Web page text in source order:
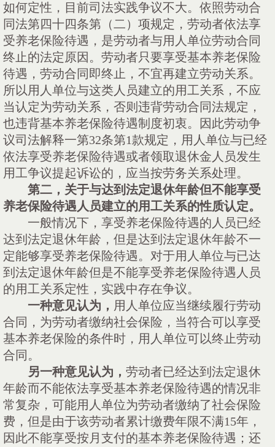
如何定性，目前司法实践争议不大。依照劳动合
同法第四十四条第（二）项规定，劳动者依法享
受养老保险待遇，是劳动者与用人单位劳动合同
终止的法定原因。劳动者只要享受基本养老保险
待遇，劳动合同即终止，不宜再建立劳动关系。
所以用人单位与这类人员建立的用工关系，不应
当认定为劳动关系，否则违背劳动合同法规定，
也违背基本养老保险待遇制度初衷。因此劳动争
议司法解释一第32条第1款规定，用人单位与已经
依法享受养老保险待遇或者领取退休金人员发生
用工争议提起诉讼的，应当按劳务关系处理。
第二，关于与达到法定退休年龄但不能享受
养老保险待遇人员建立的用工关系的性质认定。
一般情况下，享受养老保险待遇的人员已经
达到法定退休年龄，但是达到法定退休年龄不一
定能够享受养老保险待遇。对于用人单位与已达
到法定退休年龄但是不能享受养老保险待遇人员
的用工关系定性，实践中存在争议。
一种意见认为， 用人单位应当继续履行劳动
合同，为劳动者缴纳社会保险，当符合可以享受
基本养老保险的条件时，用人单位可以终止劳动
合同。
另一种意见认为， 劳动者已经达到法定退休
年龄而不能依法享受基本养老保险待遇的情况非
常复杂，可能用人单位为劳动者缴纳了社会保险
费，但是由于该劳动者累计缴费年限不满15年，
因此不能享受按月支付的基本养老保险待遇；还